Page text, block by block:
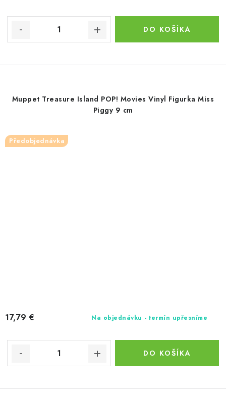
DO KOŠÍKA
Muppet Treasure Island POP! Movies Vinyl Figurka Miss
Piggy 9 cm
Předobjednávka
Na objednávku - termín upřesníme
17,79 €
DO KOŠÍKA